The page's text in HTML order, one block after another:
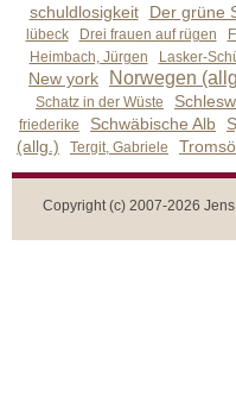
schuldlosigkeit Der grüne
lübeck
Drei frauen auf rügen
Heimbach, Jürgen
Lasker-
New york
Norwegen
Schatz in der Wüste
friederike Schwäbische Alb
(allg.) Tergit, Gabriele Tromsö
Copyright (c) 2007-2026